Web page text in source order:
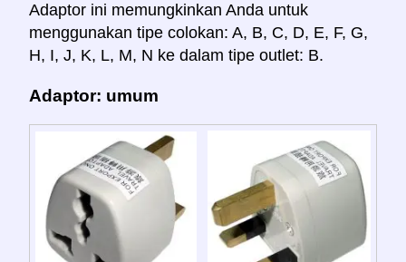
Adaptor ini memungkinkan Anda untuk
menggunakan tipe colokan: A, B, C, D, E, F, G,
H, I, J, K, L, M, N ke dalam tipe outlet: B.
Adaptor: umum